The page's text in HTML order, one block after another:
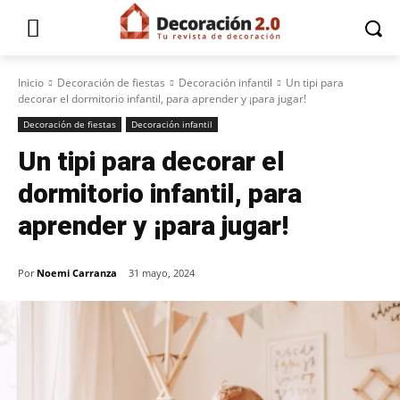
Inicio Decoración de fiestas Decoración infantil
Un tipi para
decorar el dormitorio infantil, para aprender y ¡para jugar!
Decoración de fiestas Decoración infantil
Un tipi para decorar el
dormitorio infantil, para
aprender y ¡para jugar!
Por Noemi Carranza 31 mayo, 2024